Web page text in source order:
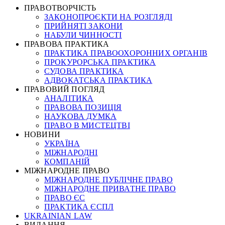
ПРАВОТВОРЧІСТЬ
ЗАКОНОПРОЄКТИ НА РОЗГЛЯДІ
ПРИЙНЯТІ ЗАКОНИ
НАБУЛИ ЧИННОСТІ
ПРАВОВА ПРАКТИКА
ПРАКТИКА ПРАВООХОРОННИХ ОРГАНІВ
ПРОКУРОРСЬКА ПРАКТИКА
СУДОВА ПРАКТИКА
АДВОКАТСЬКА ПРАКТИКА
ПРАВОВИЙ ПОГЛЯД
АНАЛІТИКА
ПРАВОВА ПОЗИЦІЯ
НАУКОВА ДУМКА
ПРАВО В МИСТЕЦТВІ
НОВИНИ
УКРАЇНА
МІЖНАРОДНІ
КОМПАНІЙ
МІЖНАРОДНЕ ПРАВО
МІЖНАРОДНЕ ПУБЛІЧНЕ ПРАВО
МІЖНАРОДНЕ ПРИВАТНЕ ПРАВО
ПРАВО ЄС
ПРАКТИКА ЄСПЛ
UKRAINIAN LAW